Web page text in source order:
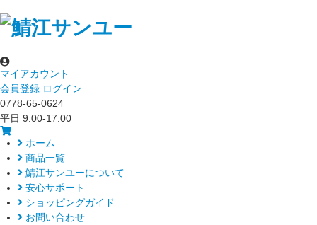
マイアカウント
会員登録 ログイン
0778-65-0624
平日 9:00-17:00
ホーム
商品一覧
鯖江サンユーについて
安心サポート
ショッピングガイド
お問い合わせ